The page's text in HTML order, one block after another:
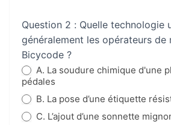
Question 2 : Quelle technologie
généralement les opérateurs de
Bicycode ?
A. La soudure chimique d'une
pédales
B. La pose d’une étiquette
C. L’ajout d’une sonnette